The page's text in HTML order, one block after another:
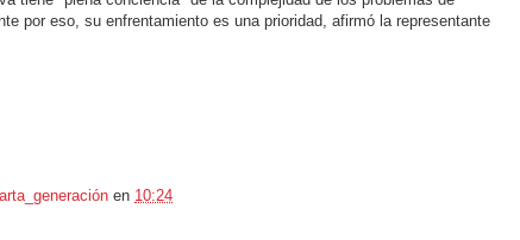
por eso, su enfrentamiento es una prioridad, afirmó la representante
en 10:24